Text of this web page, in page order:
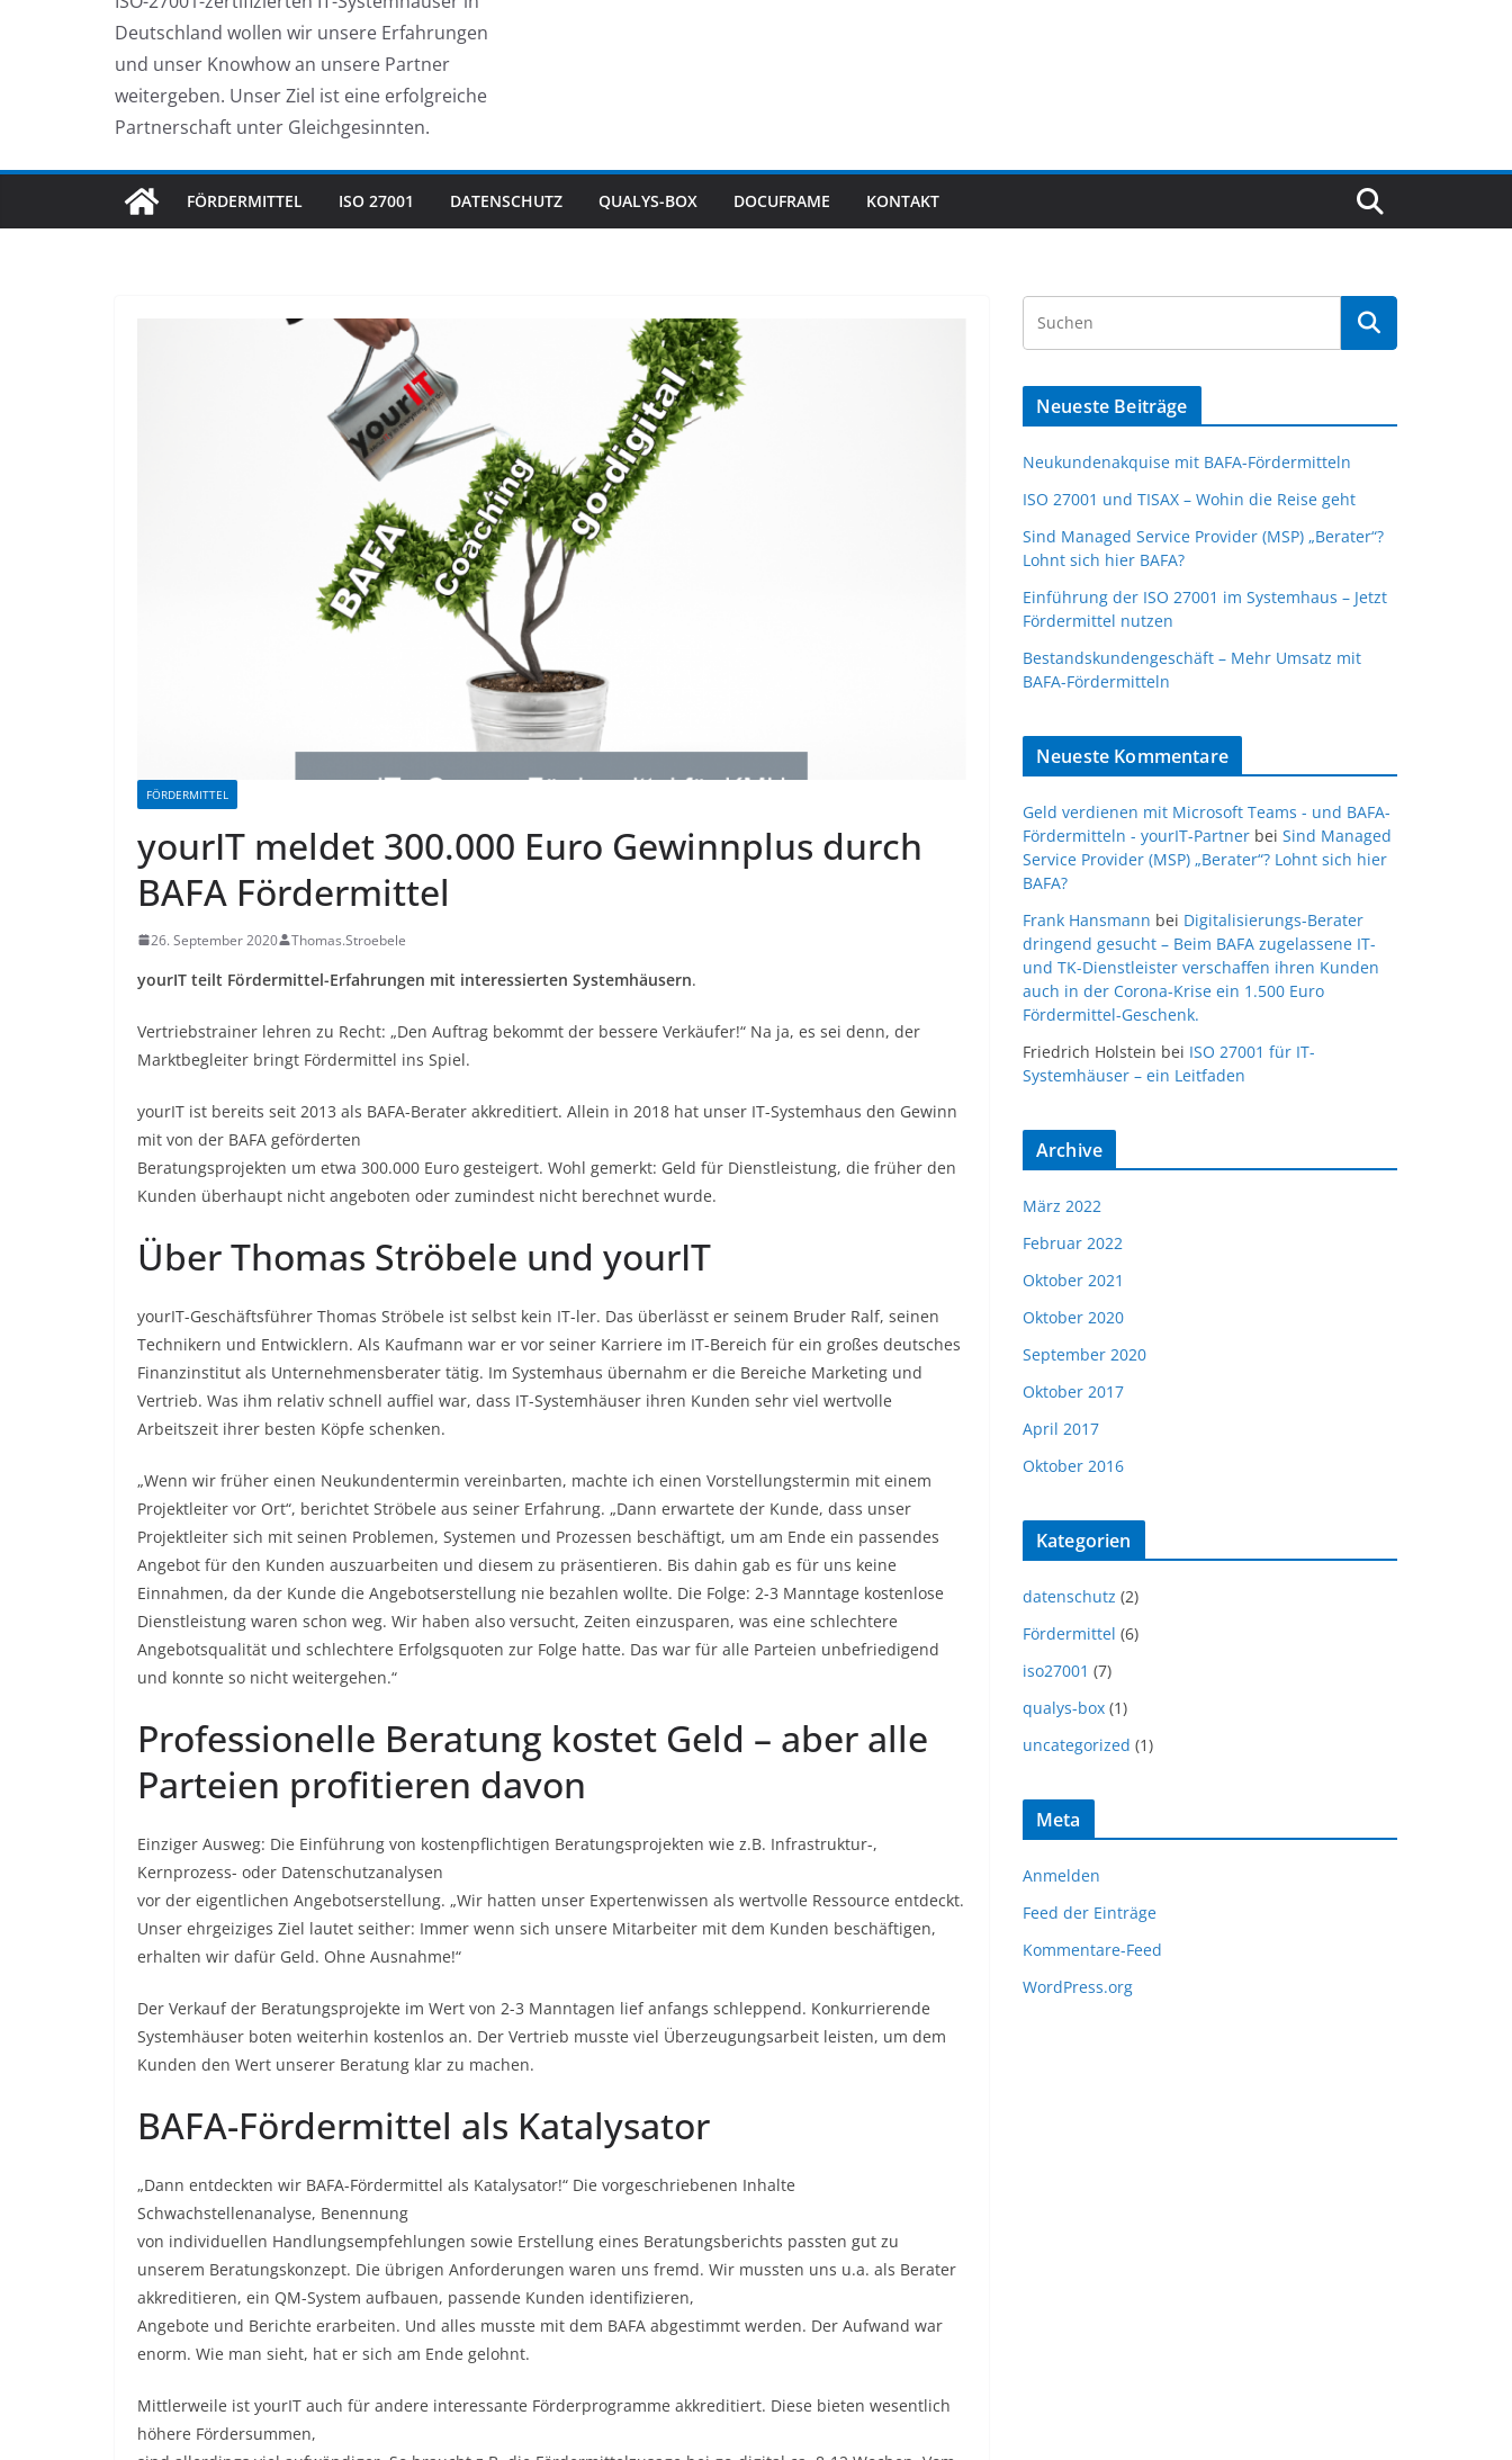
Deutschland wollen wir unsere Erfahrungen
und unser Knowhow an unsere Partner
weitergeben. Unser Ziel ist eine erfolgreiche
Partnerschaft unter Gleichgesinnten.
FÖRDERMITTEL ISO 27001 DATENSCHUTZ QUALYS-BOX DOCUFRAME KONTAKT
FÖRDERMITTEL
yourIT meldet 300.000 Euro Gewinnplus durch
BAFA Fördermittel
26. September 2020 Thomas.Stroebele
yourIT teilt Fördermittel-Erfahrungen mit interessierten Systemhäusern.
Vertriebstrainer lehren zu Recht: „Den Auftrag bekommt der bessere Verkäufer!“ Na ja, es sei denn, der
Marktbegleiter bringt Fördermittel ins Spiel.
yourIT ist bereits seit 2013 als BAFA-Berater akkreditiert. Allein in 2018 hat unser IT-Systemhaus den Gewinn
mit von der BAFA geförderten
Beratungsprojekten um etwa 300.000 Euro gesteigert. Wohl gemerkt: Geld für Dienstleistung, die früher den
Kunden überhaupt nicht angeboten oder zumindest nicht berechnet wurde.
Über Thomas Ströbele und yourIT
yourIT-Geschäftsführer Thomas Ströbele ist selbst kein IT-ler. Das überlässt er seinem Bruder Ralf, seinen
Technikern und Entwicklern. Als Kaufmann war er vor seiner Karriere im IT-Bereich für ein großes deutsches
Finanzinstitut als Unternehmensberater tätig. Im Systemhaus übernahm er die Bereiche Marketing und
Vertrieb. Was ihm relativ schnell auffiel war, dass IT-Systemhäuser ihren Kunden sehr viel wertvolle
Arbeitszeit ihrer besten Köpfe schenken.
„Wenn wir früher einen Neukundentermin vereinbarten, machte ich einen Vorstellungstermin mit einem
Projektleiter vor Ort“, berichtet Ströbele aus seiner Erfahrung. „Dann erwartete der Kunde, dass unser
Projektleiter sich mit seinen Problemen, Systemen und Prozessen beschäftigt, um am Ende ein passendes
Angebot für den Kunden auszuarbeiten und diesem zu präsentieren. Bis dahin gab es für uns keine
Einnahmen, da der Kunde die Angebotserstellung nie bezahlen wollte. Die Folge: 2-3 Manntage kostenlose
Dienstleistung waren schon weg. Wir haben also versucht, Zeiten einzusparen, was eine schlechtere
Angebotsqualität und schlechtere Erfolgsquoten zur Folge hatte. Das war für alle Parteien unbefriedigend
und konnte so nicht weitergehen.“
Professionelle Beratung kostet Geld – aber alle
Parteien profitieren davon
Einziger Ausweg: Die Einführung von kostenpflichtigen Beratungsprojekten wie z.B. Infrastruktur-,
Kernprozess- oder Datenschutzanalysen
vor der eigentlichen Angebotserstellung. „Wir hatten unser Expertenwissen als wertvolle Ressource entdeckt.
Unser ehrgeiziges Ziel lautet seither: Immer wenn sich unsere Mitarbeiter mit dem Kunden beschäftigen,
erhalten wir dafür Geld. Ohne Ausnahme!“
Der Verkauf der Beratungsprojekte im Wert von 2-3 Manntagen lief anfangs schleppend. Konkurrierende
Systemhäuser boten weiterhin kostenlos an. Der Vertrieb musste viel Überzeugungsarbeit leisten, um dem
Kunden den Wert unserer Beratung klar zu machen.
BAFA-Fördermittel als Katalysator
„Dann entdeckten wir BAFA-Fördermittel als Katalysator!“ Die vorgeschriebenen Inhalte
Schwachstellenanalyse, Benennung
von individuellen Handlungsempfehlungen sowie Erstellung eines Beratungsberichts passten gut zu
unserem Beratungskonzept. Die übrigen Anforderungen waren uns fremd. Wir mussten uns u.a. als Berater
akkreditieren, ein QM-System aufbauen, passende Kunden identifizieren,
Angebote und Berichte erarbeiten. Und alles musste mit dem BAFA abgestimmt werden. Der Aufwand war
enorm. Wie man sieht, hat er sich am Ende gelohnt.
Mittlerweile ist yourIT auch für andere interessante Förderprogramme akkreditiert. Diese bieten wesentlich
höhere Fördersummen,
Neueste Beiträge
Neukundenakquise mit BAFA-Fördermitteln
ISO 27001 und TISAX – Wohin die Reise geht
Sind Managed Service Provider (MSP) „Berater“?
Lohnt sich hier BAFA?
Einführung der ISO 27001 im Systemhaus – Jetzt
Fördermittel nutzen
Bestandskundengeschäft – Mehr Umsatz mit
BAFA-Fördermitteln
Neueste Kommentare
Geld verdienen mit Microsoft Teams - und BAFA-
Fördermitteln - yourIT-Partner bei Sind Managed
Service Provider (MSP) „Berater“? Lohnt sich hier
BAFA?
Frank Hansmann bei Digitalisierungs-Berater
dringend gesucht – Beim BAFA zugelassene IT-
und TK-Dienstleister verschaffen ihren Kunden
auch in der Corona-Krise ein 1.500 Euro
Fördermittel-Geschenk.
Friedrich Holstein bei ISO 27001 für IT-
Systemhäuser – ein Leitfaden
Archive
März 2022
Februar 2022
Oktober 2021
Oktober 2020
September 2020
Oktober 2017
April 2017
Oktober 2016
Kategorien
datenschutz (2)
Fördermittel (6)
iso27001 (7)
qualys-box (1)
uncategorized (1)
Meta
Anmelden
Feed der Einträge
Kommentare-Feed
WordPress.org